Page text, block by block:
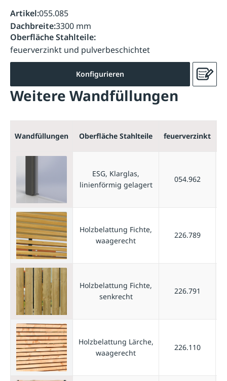
Artikel:055.085
Dachbreite:3300 mm
Oberfläche Stahlteile:
feuerverzinkt und pulverbeschichtet
Konfigurieren
Weitere Wandfüllungen
Wandfüllungen Oberfläche Stahlteile feuerverzinkt
ESG, Klarglas,
linienförmig gelagert
054.962
Holzbelattung Fichte,
waagerecht
226.789
Holzbelattung Fichte,
senkrecht
226.791
Holzbelattung Lärche,
waagerecht
226.110